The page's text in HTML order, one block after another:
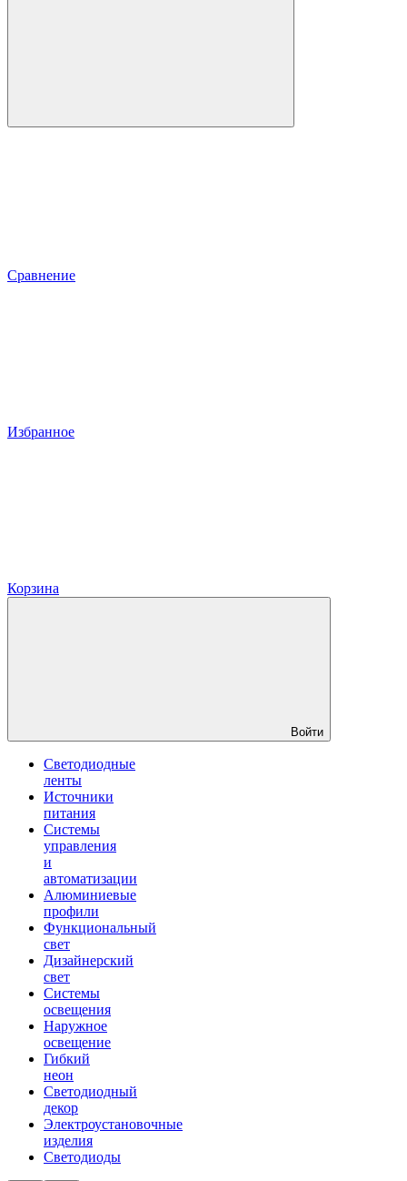
Сравнение
Избранное
Корзина
Войти
Светодиодные
ленты
Источники
питания
Системы
управления
и
автоматизации
Алюминиевые
профили
Функциональный
свет
Дизайнерский
свет
Системы
освещения
Наружное
освещение
Гибкий
неон
Светодиодный
декор
Электроустановочные
изделия
Светодиоды